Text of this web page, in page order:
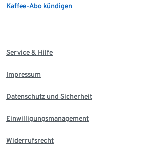
Kaffee-Abo kündigen
Service & Hilfe
Impressum
Datenschutz und Sicherheit
Einwilligungsmanagement
Widerrufsrecht